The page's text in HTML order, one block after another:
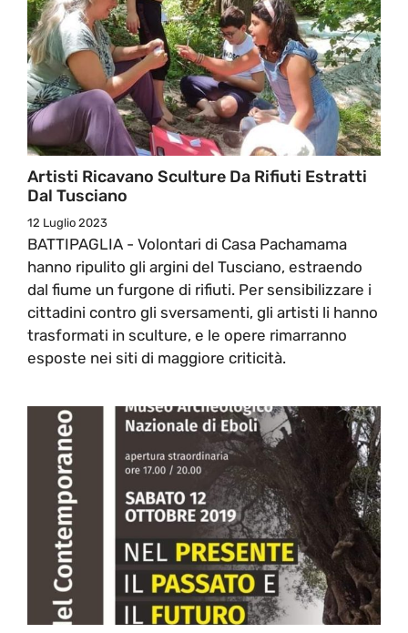
Artisti Ricavano Sculture Da Rifiuti Estratti
Dal Tusciano
12 Luglio 2023
BATTIPAGLIA - Volontari di Casa Pachamama
hanno ripulito gli argini del Tusciano, estraendo
dal fiume un furgone di rifiuti. Per sensibilizzare i
cittadini contro gli sversamenti, gli artisti li hanno
trasformati in sculture, e le opere rimarranno
esposte nei siti di maggiore criticità.